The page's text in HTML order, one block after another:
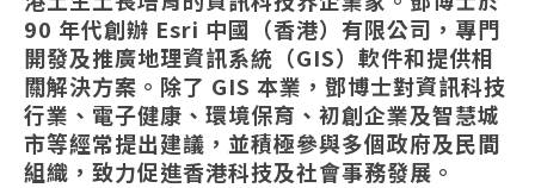
90 年代創辦 Esri 中國（香港）有限公司，專門
開發及推廣地理資訊系統（GIS）軟件和提供相
關解決方案。除了 GIS 本業，鄧博士對資訊科技
行業、電子健康、環境保育、初創企業及智慧城
市等經常提出建議，並積極參與多個政府及民間
組織，致力促進香港科技及社會事務發展。